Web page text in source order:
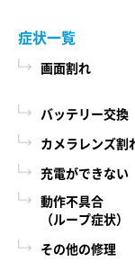
号やクレジ
情報などを
ユーザー
るために、
面に表示さ
て他のサ
含みます）
代金の支払
したユーザ
社各店舗、当
できますが、
る場合がござ
際に、必ず当
第６条 修理部
本サービスで
ります。 本サ
取り外した修
などのために
ただく場合が
症状一覧
画面割れ
バッテリー交換
カメラレンズ割
充電ができない
動作不具合
（ループ症状）
その他の修理